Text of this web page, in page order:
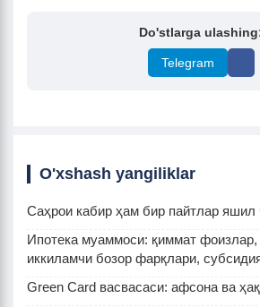
Do'stlarga
Telegram
O'xshash yangiliklar
Саҳрои кабир ҳам бир пайтлар яшил
Ипотека муаммоси: қиммат
иккиламчи бозор фарқлари,
Green Card васвасаси: афсона ва